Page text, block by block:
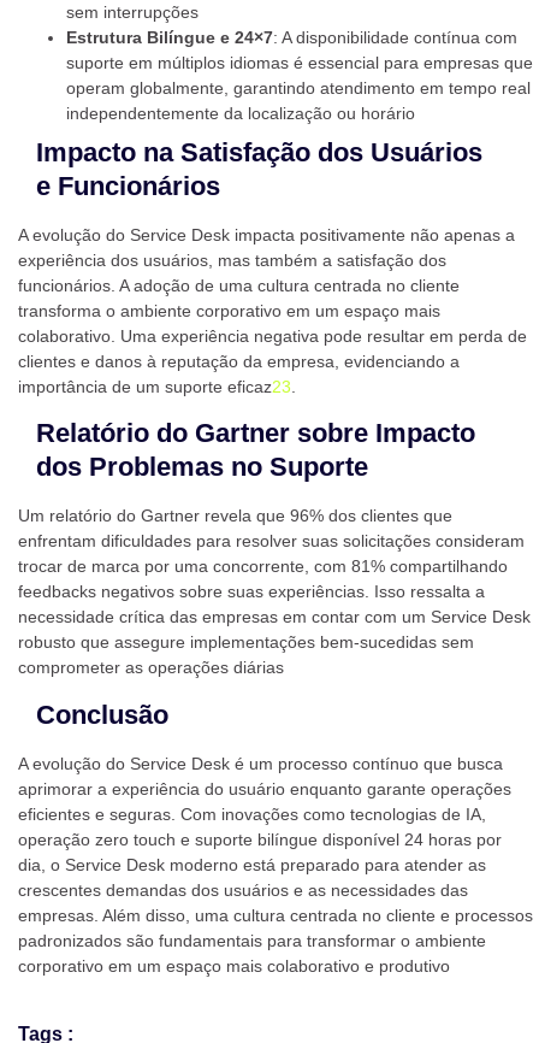
sem interrupções
Estrutura Bilíngue e 24×7: A disponibilidade contínua com
suporte em múltiplos idiomas é essencial para empresas que
operam globalmente, garantindo atendimento em tempo real
independentemente da localização ou horário
Impacto na Satisfação dos Usuários
e Funcionários
A evolução do Service Desk impacta positivamente não apenas a
experiência dos usuários, mas também a satisfação dos
funcionários. A adoção de uma cultura centrada no cliente
transforma o ambiente corporativo em um espaço mais
colaborativo. Uma experiência negativa pode resultar em perda de
clientes e danos à reputação da empresa, evidenciando a
importância de um suporte eficaz23
Relatório do Gartner sobre Impacto
dos Problemas no Suporte
Um relatório do Gartner revela que 96% dos clientes que
enfrentam dificuldades para resolver suas solicitações consideram
trocar de marca por uma concorrente, com 81% compartilhando
feedbacks negativos sobre suas experiências. Isso ressalta a
necessidade crítica das empresas em contar com um Service Desk
robusto que assegure implementações bem-sucedidas sem
comprometer as operações diárias
Conclusão
A evolução do Service Desk é um processo contínuo que busca
aprimorar a experiência do usuário enquanto garante operações
eficientes e seguras. Com inovações como tecnologias de IA,
operação zero touch e suporte bilíngue disponível 24 horas por
dia, o Service Desk moderno está preparado para atender as
crescentes demandas dos usuários e as necessidades das
empresas. Além disso, uma cultura centrada no cliente e processos
padronizados são fundamentais para transformar o ambiente
corporativo em um espaço mais colaborativo e produtivo
Tags :